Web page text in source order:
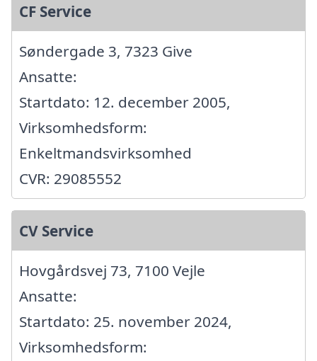
CF Service
Søndergade 3, 7323 Give
Ansatte:
Startdato: 12. december 2005,
Virksomhedsform:
Enkeltmandsvirksomhed
CVR: 29085552
CV Service
Hovgårdsvej 73, 7100 Vejle
Ansatte:
Startdato: 25. november 2024,
Virksomhedsform: